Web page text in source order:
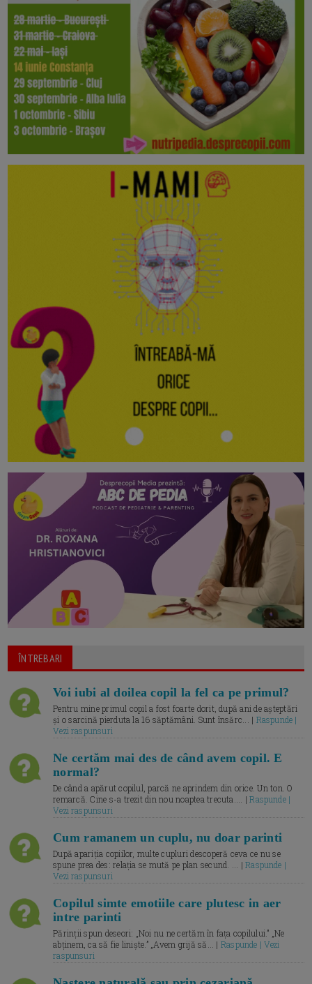
ÎNTREBARI
Voi iubi al doilea copil la fel ca pe primul?
Pentru mine primul copil a fost foarte dorit, după ani de așteptări
și o sarcină pierduta la 16 săptămâni. Sunt însărc... | Raspunde |
Vezi raspunsuri
Ne certăm mai des de când avem copil. E
normal?
De când a apărut copilul, parcă ne aprindem din orice. Un ton. O
remarcă. Cine s-a trezit din nou noaptea trecuta.... |Raspunde |
Vezi raspunsuri
Cum ramanem un cuplu, nu doar parinti
După apariția copiilor, multe cupluri descoperă ceva ce nu se
spune prea des: relația se mută pe plan secund. ... |Raspunde |
Vezi raspunsuri
Copilul simte emotiile care plutesc in aer
intre parinti
Părinții spun deseori: „Noi nu ne certăm în fața copilului.” „Ne
abținem, ca să fie liniște.” „Avem grijă să... | Raspunde | Vezi
raspunsuri